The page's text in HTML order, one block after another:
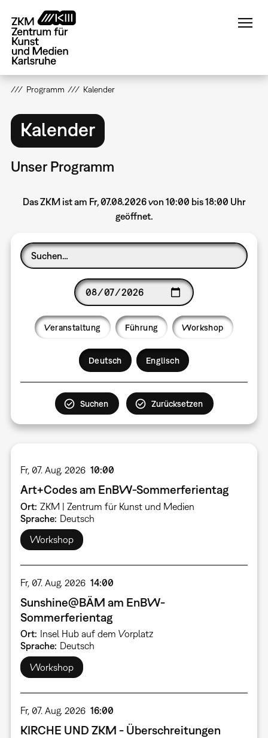
zum
Inhalt
Programm Kalender
Kalender
Unser Programm
Das ZKM ist am Fr, 07.08.2026 von 10:00 bis 18:00 Uhr
geöffnet.
Veranstaltung Führung Workshop
Deutsch Englisch
Fr, 07. Aug. 2026 10:00
Art+Codes am EnBW-Sommerferientag
Ort ZKM | Zentrum für Kunst und Medien
Sprache Deutsch
Workshop
Fr, 07. Aug. 2026 14:00
Sunshine@BÄM am EnBW-
Sommerferientag
Ort
Insel Hub auf dem Vorplatz
Sprache
Deutsch
Workshop
Fr, 07. Aug. 2026 16:00
KIRCHE UND ZKM - Überschreitungen